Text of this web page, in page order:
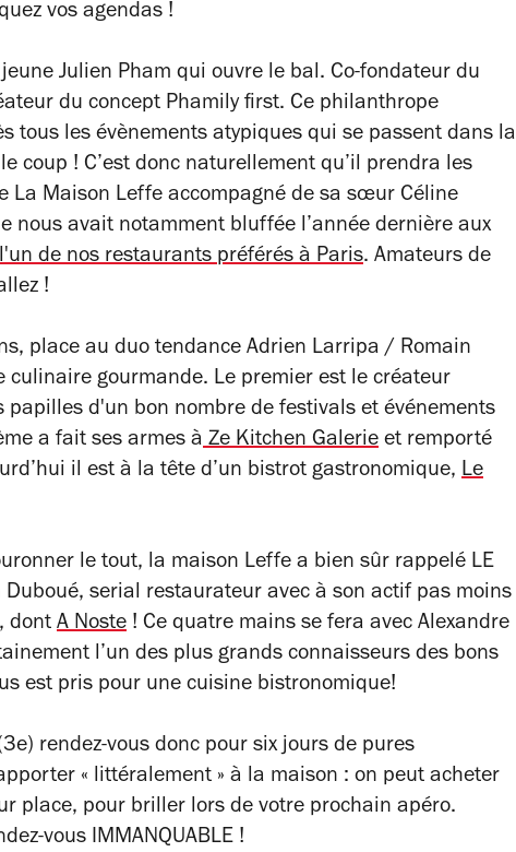
vos agendas !
Julien Pham qui ouvre le bal. Co-fondateur du
du concept Phamily first. Ce philanthrope
tous les évènements atypiques qui se passent dans la
coup ! C’est donc naturellement qu’il prendra les
La Maison Leffe accompagné de sa sœur Céline
nous avait notamment bluffée l’année dernière aux
l'un de nos restaurants préférés à Paris. Amateurs de
!
place au duo tendance Adrien Larripa / Romain
culinaire gourmande. Le premier est le créateur
papilles d'un bon nombre de festivals et événements
a fait ses armes àZe Kitchen Galerie et remporté
il est à la tête d’un bistrot gastronomique, Le
le tout, la maison Leffe a bien sûr rappelé LE
serial restaurateur avec à son actif pas moins
dont A Noste ! Ce quatre mains se fera avec Alexandre
l’un des plus grands connaisseurs des bons
est pris pour une cuisine bistronomique!
rendez-vous donc pour six jours de pures
« littéralement » à la maison : on peut acheter
place, pour briller lors de votre prochain apéro.
vous IMMANQUABLE !